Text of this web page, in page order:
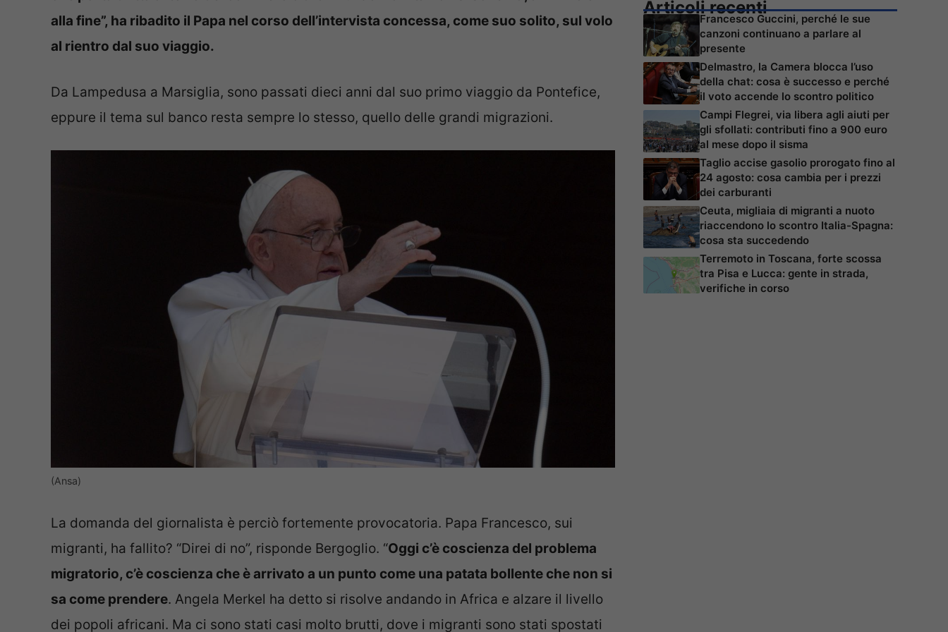
alla fine”, ha ribadito il Papa nel corso dell’intervista concessa, come suo solito, sul volo
al rientro dal suo viaggio.
Da Lampedusa a Marsiglia, sono passati dieci anni dal suo primo viaggio da Pontefice,
eppure il tema sul banco resta sempre lo stesso, quello delle grandi migrazioni.
(Ansa)
La domanda del giornalista è perciò fortemente provocatoria. Papa Francesco, sui
migranti, ha fallito? “Direi di no”, risponde Bergoglio. “Oggi c’è coscienza del problema
migratorio, c’è coscienza che è arrivato a un punto come una patata bollente che non si
sa come prendere. Angela Merkel ha detto si risolve andando in Africa e alzare il livello
dei popoli africani. Ma ci sono stati casi molto brutti, dove i migranti sono stati spostati
Articoli recenti
Francesco Guccini, perché le sue
canzoni continuano a parlare al
presente
Delmastro, la Camera blocca l’uso
della chat: cosa è successo e perché
il voto accende lo scontro politico
Campi Flegrei, via libera agli aiuti per
gli sfollati: contributi fino a 900 euro
al mese dopo il sisma
Taglio accise gasolio prorogato fino al
24 agosto: cosa cambia per i prezzi
dei carburanti
Ceuta, migliaia di migranti a nuoto
riaccendono lo scontro Italia-Spagna:
cosa sta succedendo
Terremoto in Toscana, forte scossa
tra Pisa e Lucca: gente in strada,
verifiche in corso